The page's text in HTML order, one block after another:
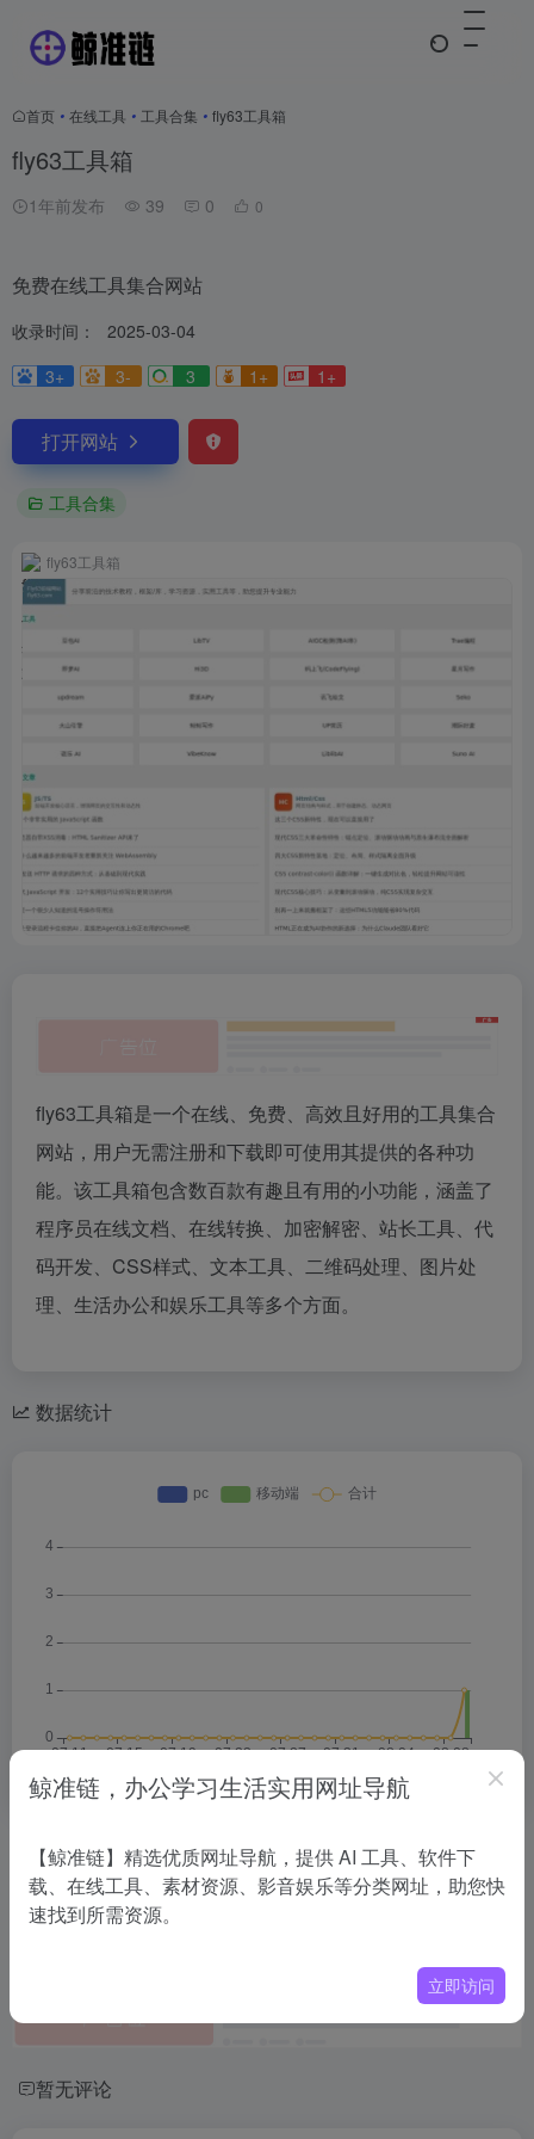
首页 • 在线工具 • 工具合集 • fly63工具箱
fly63工具箱
1年前发布 39 0 0
免费在线工具集合网站
收录时间：
2025-03-04
3+
3- 3 1+ 1+
打开网站
工具合集
fly63工具箱
fly63工具箱是一个在线、免费、高效且好用的工具集合
网站，用户无需注册和下载即可使用其提供的各种功
能。该工具箱包含数百款有趣且有用的小功能，涵盖了
程序员在线文档、在线转换、加密解密、站长工具、代
码开发、CSS样式、文本工具、二维码处理、图片处
理、生活办公和娱乐工具等多个方面。
数据统计
相关导航
暂无评论
鲸准链，办公学习生活实用网址导航
【鲸准链】精选优质网址导航，提供 AI 工具、软件下
载、在线工具、素材资源、影音娱乐等分类网址，助您快
速找到所需资源。
立即访问